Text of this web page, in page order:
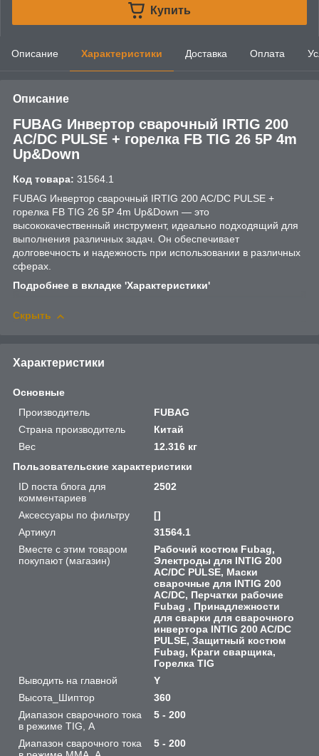
Купить
Описание Характеристики Доставка Оплата
Описание
FUBAG Инвертор сварочный IRTIG 200
AC/DC PULSE + горелка FB TIG 26 5P 4m
Up&Down
Код товара: 31564.1
FUBAG Инвертор сварочный IRTIG 200 AC/DC PULSE +
горелка FB TIG 26 5P 4m Up&Down — это
высококачественный инструмент, идеально подходящий для
выполнения различных задач. Он обеспечивает
долговечность и надежность при использовании в различных
сферах.
Подробнее в вкладке 'Характеристики'
Скрыть
Характеристики
Основные
Производитель
FUBAG
Страна производитель
Китай
Вес
12.316 кг
Пользовательские характеристики
ID поста блога для
комментариев
2502
Аксессуары по фильтру
[]
Артикул
31564.1
Вместе с этим товаром
покупают (магазин)
Рабочий костюм Fubag,
Электроды для INTIG 200
AC/DC PULSE, Маски
сварочные для INTIG 200
AC/DC, Перчатки рабочие
Fubag , Принадлежности
для сварки для сварочного
инвертора INTIG 200 AC/DC
PULSE, Защитный костюм
Fubag, Краги сварщика,
Горелка TIG
Выводить на главной
Y
Высота_Шиптор
360
Диапазон сварочного тока
в режиме TIG, А
5 - 200
Диапазон сварочного тока
5 - 200